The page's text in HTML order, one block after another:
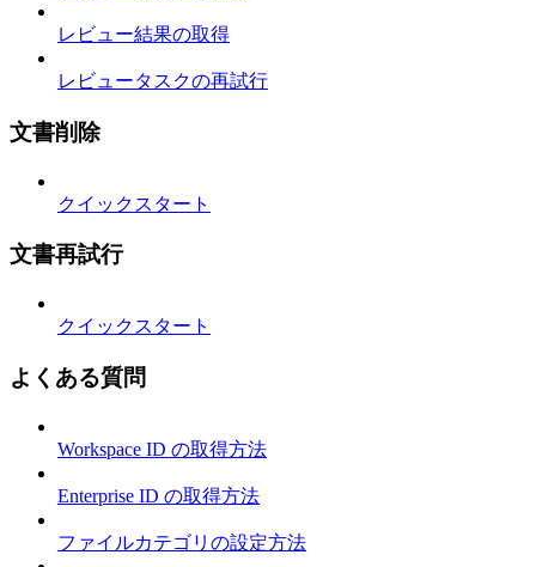
レビュー結果の取得
レビュータスクの再試行
文書削除
クイックスタート
文書再試行
クイックスタート
よくある質問
Workspace ID の取得方法
Enterprise ID の取得方法
ファイルカテゴリの設定方法